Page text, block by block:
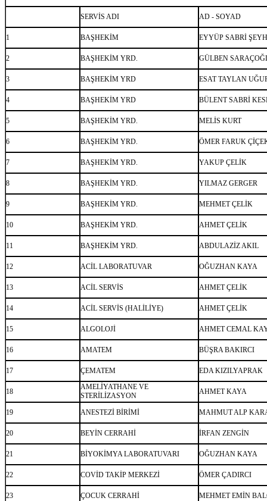
SERVİS ADI AD - SOYAD
1 BAŞHEKİM EYYÜP SABRİ
2 BAŞHEKİM YRD. GÜLBEN
3 BAŞHEKİM YRD ESAT TAYLAN
4 BAŞHEKİM YRD BÜLENT SABRİ
5 BAŞHEKİM YRD. MELİS KURT
6 BAŞHEKİM YRD. ÖMER FARUK
7 BAŞHEKİM YRD. YAKUP ÇELİK
8 BAŞHEKİM YRD. YILMAZ GERGER
9 BAŞHEKİM YRD. MEHMET ÇELİK
10 BAŞHEKİM YRD. AHMET ÇELİK
11 BAŞHEKİM YRD. ABDULAZİZ AKIL
12 ACİL LABORATUVAR OĞUZHAN KAYA
13 ACİL SERVİS AHMET ÇELİK
14 ACİL SERVİS (HALİLİYE) AHMET ÇELİK
15 ALGOLOJİ AHMET CEMAL
16 AMATEM BÜŞRA BAKIRCI
17 ÇEMATEM EDA KIZILYAPRAK
18
AMELİYATHANE VE
STERİLİZASYON
AHMET KAYA
19 ANESTEZİ BİRİMİ MAHMUT ALP
20 BEYİN CERRAHİ İRFAN ZENGİN
21 BİYOKİMYA LABORATUVARI OĞUZHAN KAYA
22 COVİD TAKİP MERKEZİ ÖMER ÇADIRCI
23 ÇOCUK CERRAHİ MEHMET EMİN